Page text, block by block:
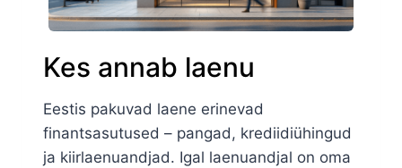
Kes annab laenu
Eestis pakuvad laene erinevad
finantsasutused – pangad, krediidiühingud
ja kiirlaenuandjad. Igal laenuandjal on oma